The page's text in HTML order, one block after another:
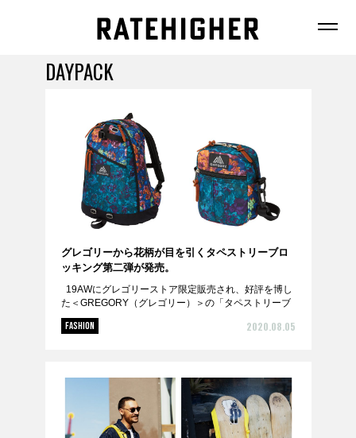
FASHION
GOODS
KNOWLEDGE
DAYPACK
グレゴリーから花柄が目を引くタペストリーブロ
ッキング第二弾が発売。
19AWにグレゴリーストア限定販売され、好評を博し
た＜GREGORY（グレゴリー）＞の「タペストリーブ
ロッキング」の第二弾が、8月7日（金）からグレゴリ
ーストア限定で発売開始。創業40年...
FASHION 2020.08.05